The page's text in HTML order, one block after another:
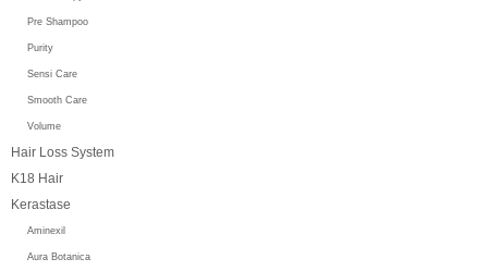
Pre Shampoo
Purity
Sensi Care
Smooth Care
Volume
Hair Loss System
K18 Hair
Kerastase
Aminexil
Aura Botanica